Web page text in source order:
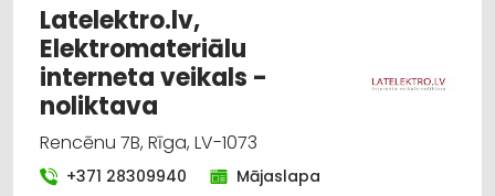
Latelektro.lv,
Elektromateriālu
interneta veikals -
noliktava
Rencēnu 7B, Rīga, LV-1073
+371 28309940 Mājaslapa